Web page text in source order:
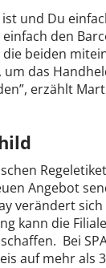
und Du
den
beiden
das
erzählt
Angebot
verändert
kann die
Bei
auf mehr als